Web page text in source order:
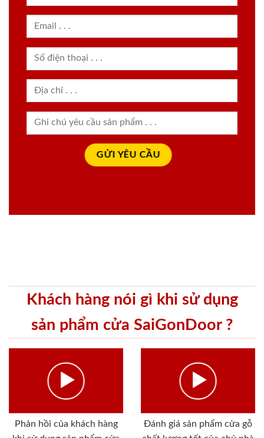
Khách hàng nói gì khi sử dụng
sản phẩm cửa SaiGonDoor ?
Phản hồi của khách hàng
Đánh giá sản phẩm cửa gỗ